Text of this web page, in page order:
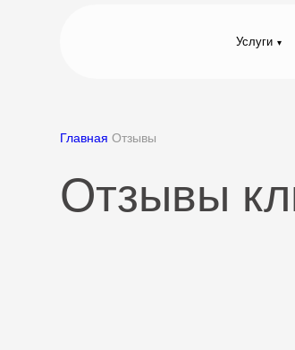
Услуги
Главная Отзывы
Отзывы